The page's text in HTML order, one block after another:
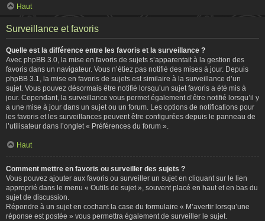
Haut
Surveillance et favoris
Quelle est la différence entre les favoris et la surveillance ?
Avec phpBB 3.0, la mise en favoris de sujets s’apparentait à la gestion des
favoris dans un navigateur. Vous n’étiez pas notifié des mises à jour. Depuis
phpBB 3.1, la mise en favoris de sujets est similaire à la surveillance d’un
sujet. Vous pouvez désormais être notifié lorsqu’un sujet favoris a été mis à
jour. Cependant, la surveillance vous permet également d’être notifié lorsqu’il y
a une mise à jour dans un sujet ou un forum. Les options de notifications pour
les favoris et les surveillances peuvent être configurées depuis le panneau de
l’utilisateur dans l’onglet « Préférences du forum ».
Haut
Comment mettre en favoris ou surveiller des sujets ?
Vous pouvez ajouter aux favoris ou surveiller un sujet en cliquant sur le lien
approprié dans le menu « Outils de sujet », souvent placé en haut et en bas du
sujet de discussion.
Répondre à un sujet en cochant la case du formulaire « M’avertir lorsqu’une
réponse est postée » vous permettra également de surveiller le sujet.